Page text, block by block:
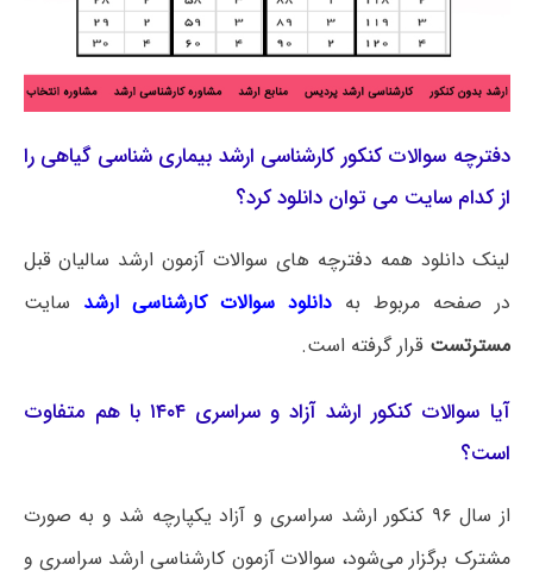
دفترچه سوالات کنکور کارشناسی ارشد بیماری‌‌ شناسی گیاهی را
از کدام سایت می توان دانلود کرد؟
لینک دانلود همه دفترچه های سوالات آزمون ارشد سالیان قبل
در صفحه مربوط بهدانلود سوالات کارشناسی ارشد سایت
مسترتست قرار گرفته است.
آیا سوالات کنکور ارشد آزاد و سراسری ۱۴۰۴ با هم متفاوت
است؟
از سال ۹۶ کنکور ارشد سراسری و آزاد یکپارچه شد و به صورت
مشترک برگزار می‌شود، سوالات آزمون کارشناسی ارشد سراسری و